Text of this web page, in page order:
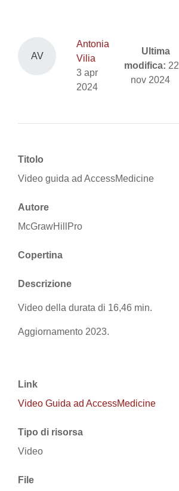
AV
Antonia
Vilia
3 apr
2024
Ultima
modifica: 22
nov 2024
Titolo
Video guida ad AccessMedicine
Autore
McGrawHillPro
Copertina
Descrizione
Video della durata di 16,46 min.
Aggiornamento 2023.
Link
Video Guida ad AccessMedicine
Tipo di risorsa
Video
File